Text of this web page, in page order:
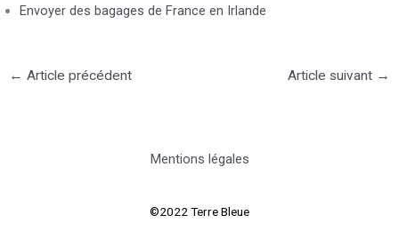
Envoyer des bagages de France en Irlande
← Article précédent Article suivant →
Mentions légales
©2022 Terre Bleue